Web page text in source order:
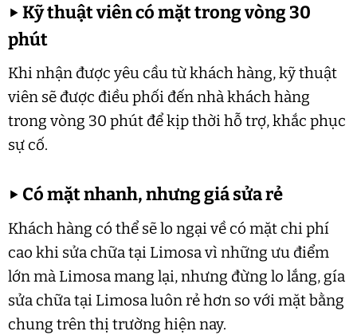
▶Kỹ thuật viên có mặt trong vòng 30
phút
Khi nhận được yêu cầu từ khách hàng, kỹ thuật
viên sẽ được điều phối đến nhà khách hàng
trong vòng 30 phút để kịp thời hỗ trợ, khắc phục
sự cố.
▶ Có mặt nhanh, nhưng giá sửa rẻ
Khách hàng có thể sẽ lo ngại về có mặt chi phí
cao khi sửa chữa tại Limosa vì những ưu điểm
lớn mà Limosa mang lại, nhưng đừng lo lắng, gía
sửa chữa tại Limosa luôn rẻ hơn so với mặt bằng
chung trên thị trường hiện nay.